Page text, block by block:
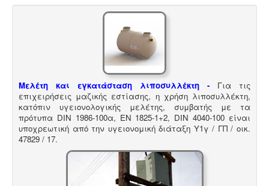
Μελέτη και εγκατάσταση λιποσυλλέκτη -
Για τις
επιχειρήσεις μαζικής εστίασης, η χρήση λιποσυλλέκτη,
κατόπιν υγειονολογικής μελέτης, συμβατής με τα
πρότυπα DIN 1986-100α, EN 1825-1+2, DIN 4040-100 είναι
υποχρεωτική από την υγειονομική διάταξη Υ1γ / ΓΠ / οικ.
47829 / 17.